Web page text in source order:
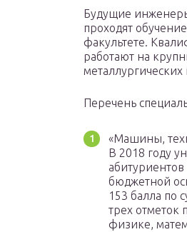
Будущие
проходят
факультете.
работают на
Перечень
«Машины,
В 2018 году
бюджетной
153 балла по
трех отметок
физике,